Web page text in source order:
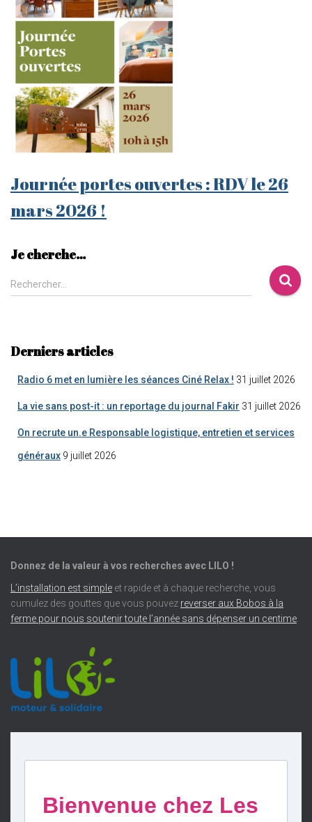
Journée portes ouvertes : RDV le 26
mars 2026 !
Je cherche…
Rechercher…
Derniers articles
Radio 6 met en lumière les séances Ciné Relax ! 31 juillet 2026
La vie sans post-it : un reportage du journal Fakir 31 juillet 2026
On recrute un.e Responsable logistique, entretien et services
généraux 9 juillet 2026
Donnez de la valeur à vos recherches avec LILO !
L’installation est simple et rapide et à chaque recherche, vous
cumulez des gouttes que vous pouvez reverser aux Bobos à la
ferme pour nous soutenir toute l’année sans dépenser un centime